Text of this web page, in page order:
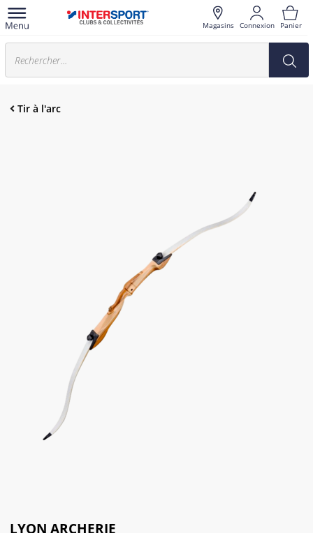
Magasins Connexion Panier
Tir à l'arc
LYON ARCHERIE